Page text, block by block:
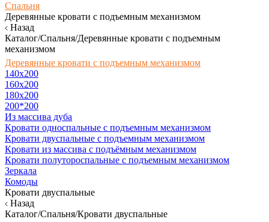
Спальня
Деревянные кровати с подъемным механизмом
Назад
Каталог/Спальня/Деревянные кровати с подъемным
механизмом
Деревянные кровати с подъемным механизмом
140x200
160х200
180х200
200*200
Из массива дуба
Кровати односпальные с подъемным механизмом
Кровати двуспальные с подъемным механизмом
Кровати из массива с подъёмным механизмом
Кровати полутороспальные с подъемным механизмом
Зеркала
Комоды
Кровати двуспальные
Назад
Каталог/Спальня/Кровати двуспальные